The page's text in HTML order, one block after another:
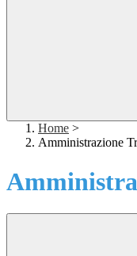
Home >
Amministrazione